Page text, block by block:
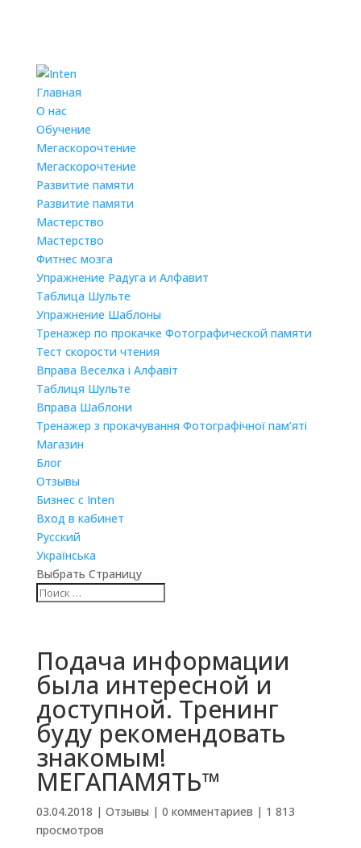
Главная
О нас
Обучение
Мегаскорочтение
Мегаскорочтение
Развитие памяти
Развитие памяти
Мастерство
Мастерство
Фитнес мозга
Упражнение Радуга и Алфавит
Таблица Шульте
Упражнение Шаблоны
Тренажер по прокачке Фотографической памяти
Тест скорости чтения
Вправа Веселка і Алфавіт
Таблиця Шульте
Вправа Шаблони
Тренажер з прокачування Фотографічної пам’яті
Магазин
Блог
Отзывы
Бизнес с Inten
Вход в кабинет
Русский
Українська
Выбрать Страницу
Подача информации
была интересной и
доступной. Тренинг
буду рекомендовать
знакомым!
МЕГАПАМЯТЬ™
03.04.2018 | Отзывы | 0 комментариев | 1 813
просмотров